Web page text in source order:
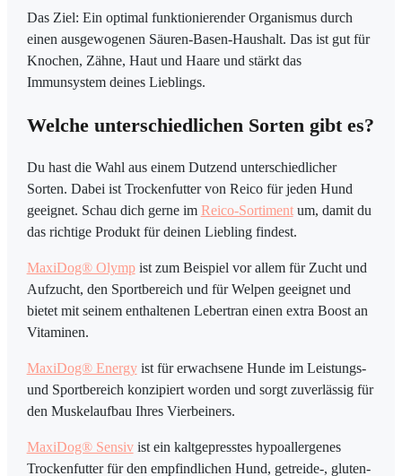
Das Ziel: Ein optimal funktionierender Organismus durch
einen ausgewogenen Säuren-Basen-Haushalt. Das ist gut für
Knochen, Zähne, Haut und Haare und stärkt das
Immunsystem deines Lieblings.
Welche unterschiedlichen Sorten gibt es?
Du hast die Wahl aus einem Dutzend unterschiedlicher
Sorten. Dabei ist Trockenfutter von Reico für jeden Hund
geeignet. Schau dich gerne im Reico-Sortimentum, damit du
das richtige Produkt für deinen Liebling findest.
MaxiDog® Olympist zum Beispiel vor allem für Zucht und
Aufzucht, den Sportbereich und für Welpen geeignet und
bietet mit seinem enthaltenen Lebertran einen extra Boost an
Vitaminen.
MaxiDog® Energyist für erwachsene Hunde im Leistungs-
und Sportbereich konzipiert worden und sorgt zuverlässig für
den Muskelaufbau Ihres Vierbeiners.
MaxiDog® Sensivist ein kaltgepresstes hypoallergenes
Trockenfutter für den empfindlichen Hund, getreide-, gluten-